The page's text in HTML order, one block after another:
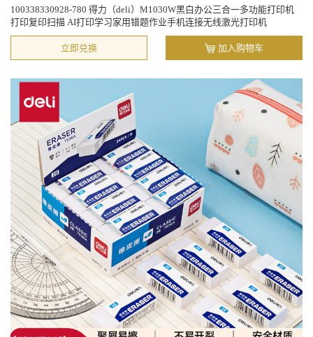
100338330928-780 得力（deli）M1030W黑白办公三合一多功能打印机
打印复印扫描 AI打印学习家用错题作业手机连接无线激光打印机
立即兑换 加入购物车